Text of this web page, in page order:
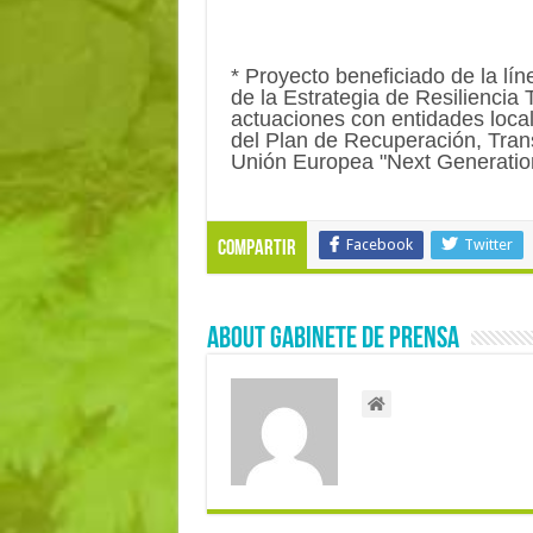
* Proyecto beneficiado de la
de la Estrategia de Resiliencia
actuaciones con entidades
del Plan de Recuperación,
Unión Europea "Next
Compartir Facebook Twitter
About Gabinete de Prensa